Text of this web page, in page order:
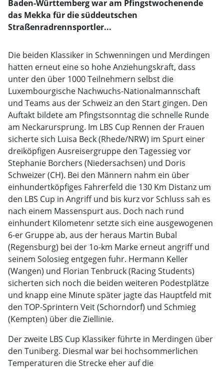
Baden-Württemberg war am Pfingstwochenende
das Mekka für die süddeutschen
Straßenradrennsportler...
Die beiden Klassiker in Schwenningen und Merdingen
hatten erneut eine so hohe Anziehungskraft, dass
unter den über 1000 Teilnehmern selbst die
Luxembourgische Nachwuchs-Nationalmannschaft
und Teams aus der Schweiz an den Start gingen. Den
Auftakt bildete am Pfingstsonntag die schnelle Runde
am Neckarursprung. Im LBS Cup Rennen der Frauen
sicherte sich Luisa Beck (Rhede/NRW) im Spurt einer
dreiköpfigen Ausreisergruppe den Tagessieg vor
Stephanie Borchers (Niedersachsen) und Doris
Schweizer (CH). Bei den Männern nahm ein über
einhundertköpfiges Fahrerfeld die 130 Km Distanz um
den LBS Cup in Angriff und bis kurz vor Schluss sah es
nach einem Massenspurt aus. Doch nach rund
einhundert Kilometenr setzte sich eine ausgewogenen
6-er Gruppe ab, aus der heraus Martin Bubal
(Regensburg) bei der 1o-km Marke erneut angriff und
seinem Solosieg entgegen fuhr. Hermann Keller
(Wangen) und Florian Tenbruck (Racing Students)
sicherten sich noch die beiden weiteren Podestplätze
und knapp eine Minute später jagte das Hauptfeld mit
den TOP-Sprintern Veit (Schorndorf) und Schmieg
(Kempten) über die Ziellinie.
Der zweite LBS Cup Klassiker führte in Merdingen über
den Tuniberg. Diesmal war bei hochsommerlichen
Temperaturen die Strecke eher auf die